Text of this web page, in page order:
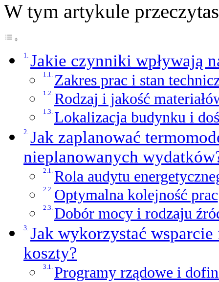
W tym artykule
Jakie czynniki wpływają
Zakres prac i stan
Rodzaj i jakość
Lokalizacja budynku i
Jak zaplanować
nieplanowanych
Rola audytu
Optymalna kolejność prac
Dobór mocy i rodzaju
Jak wykorzystać
koszty?
Programy rządowe i